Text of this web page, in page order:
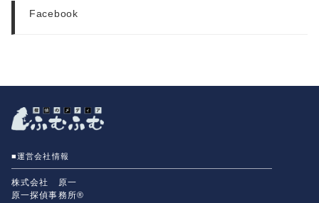
Facebook
■運営会社情報
株式会社 原一
原一探偵事務所®